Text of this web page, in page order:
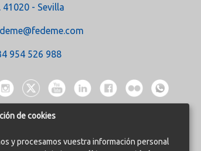
41020 - Sevilla
954 526 988
de cookies
y procesamos vuestra información personal